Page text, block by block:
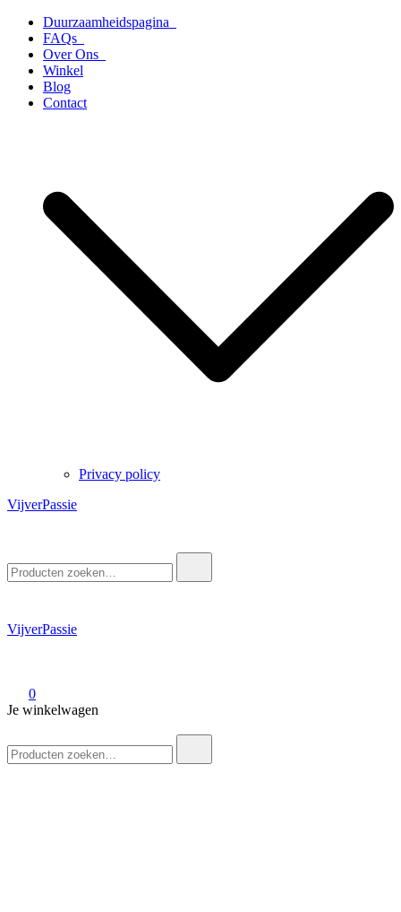
naar
inhoud
Duurzaamheidspagina
FAQs
Over Ons
Winkel
Blog
Contact
Privacy policy
VijverPassie
naar:
VijverPassie
0
Je winkelwagen
naar: